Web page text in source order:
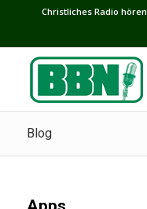
Сhristliches Radio hören
Blog